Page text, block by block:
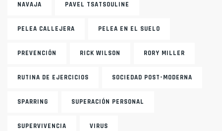
NAVAJA PAVEL TSATSOULINE
PELEA CALLEJERA PELEA EN EL SUELO
PREVENCIÓN RICK WILSON RORY MILLER
RUTINA DE EJERCICIOS SOCIEDAD POST-MODERNA
SPARRING SUPERACIÓN PERSONAL
SUPERVIVENCIA VIRUS